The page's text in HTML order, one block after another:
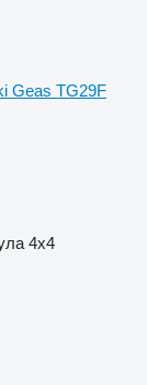
Geas TG29F
4x4